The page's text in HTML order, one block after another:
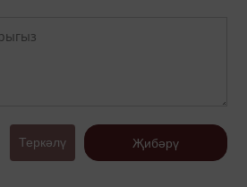
Теркәлү Җибәрү